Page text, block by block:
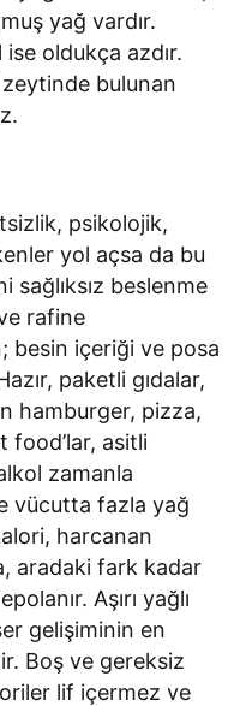
yağ vardır.
oldukça azdır.
bulunan
psikolojik,
yol açsa da bu
sağlıksız beslenme
rafine
besin içeriği ve posa
paketli gıdalar,
hamburger, pizza,
food’lar, asitli
zamanla
vücutta fazla yağ
harcanan
aradaki fark kadar
Aşırı yağlı
gelişiminin en
Boş ve gereksiz
lif içermez ve